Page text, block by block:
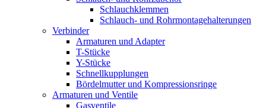
Schlauchklemmen
Schlauch- und Rohrmontagehalterungen
Verbinder
Armaturen und Adapter
T-Stücke
Y-Stücke
Schnellkupplungen
Bördelmutter und Kompressionsringe
Armaturen und Ventile
Gasventile